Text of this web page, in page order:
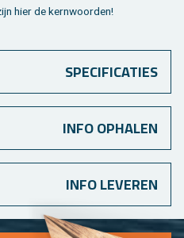
hier de kern­woor­den!
SPECIFICATIES
INFO OPHALEN
INFO LEVEREN